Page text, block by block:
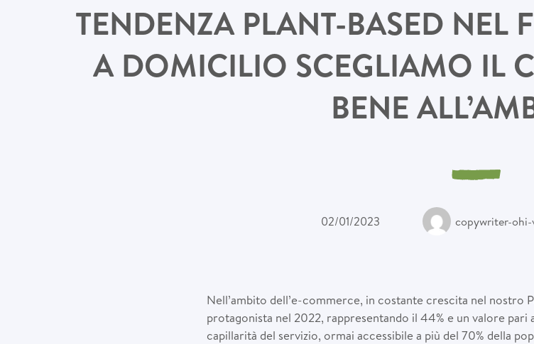
TENDENZA PLANT-BASED NEL
A DOMICILIO SCEGLIAMO IL
BENE
02/01/2023 copywriter-
Nell’ambito dell’e-commerce, in costante crescita nel nostro
protagonista nel 2022, rappresentando il 44% e un valore pari
capillarità del servizio, ormai accessibile a più del 70% della